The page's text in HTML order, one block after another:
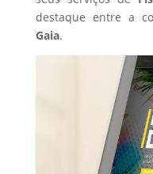
destaque entre a
Gaia.